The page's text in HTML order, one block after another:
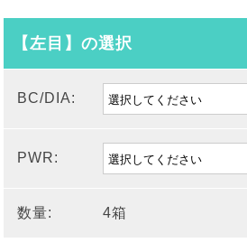
【左目】の選択
BC/DIA:
PWR:
数量: 4箱